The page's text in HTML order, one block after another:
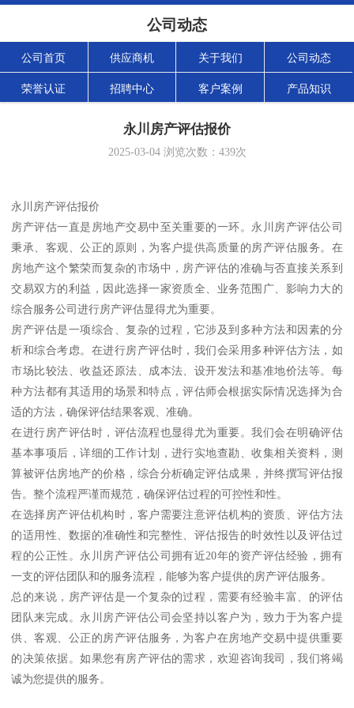
公司动态
公司首页 供应商机 关于我们 公司动态
荣誉认证 招聘中心 客户案例 产品知识
永川房产评估报价
2025-03-04浏览次数： 439次
永川房产评估报价
房产评估一直是房地产交易中至关重要的一环。永川房产评估公司
秉承、客观、公正的原则，为客户提供高质量的房产评估服务。在
房地产这个繁荣而复杂的市场中，房产评估的准确与否直接关系到
交易双方的利益，因此选择一家资质全、业务范围广、影响力大的
综合服务公司进行房产评估显得尤为重要。
房产评估是一项综合、复杂的过程，它涉及到多种方法和因素的分
析和综合考虑。在进行房产评估时，我们会采用多种评估方法，如
市场比较法、收益还原法、成本法、设开发法和基准地价法等。每
种方法都有其适用的场景和特点，评估师会根据实际情况选择为合
适的方法，确保评估结果客观、准确。
在进行房产评估时，评估流程也显得尤为重要。我们会在明确评估
基本事项后，详细的工作计划，进行实地查勘、收集相关资料，测
算被评估房地产的价格，综合分析确定评估成果，并终撰写评估报
告。整个流程严谨而规范，确保评估过程的可控性和性。
在选择房产评估机构时，客户需要注意评估机构的资质、评估方法
的适用性、数据的准确性和完整性、评估报告的时效性以及评估过
程的公正性。永川房产评估公司拥有近20年的资产评估经验，拥有
一支的评估团队和的服务流程，能够为客户提供的房产评估服务。
总的来说，房产评估是一个复杂的过程，需要有经验丰富、的评估
团队来完成。永川房产评估公司会坚持以客户为，致力于为客户提
供、客观、公正的房产评估服务，为客户在房地产交易中提供重要
的决策依据。如果您有房产评估的需求，欢迎咨询我司，我们将竭
诚为您提供的服务。